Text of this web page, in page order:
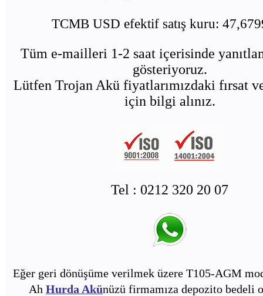
TCMB USD efektif satış kuru:
Tüm e-mailleri 1-2 saat içerisinde
gösteriyoruz.
Lütfen Trojan Akü fiyatlarımızdaki fırsat
için bilgi alınız.
Tel : 0212 320 20 07
Eğer geri dönüşüme verilmek üzere T105-AGM
Ah Hurda Akünüzü firmamıza depozito bedeli